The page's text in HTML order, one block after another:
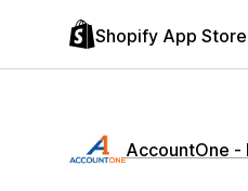
Shopify App Store
AccountOne